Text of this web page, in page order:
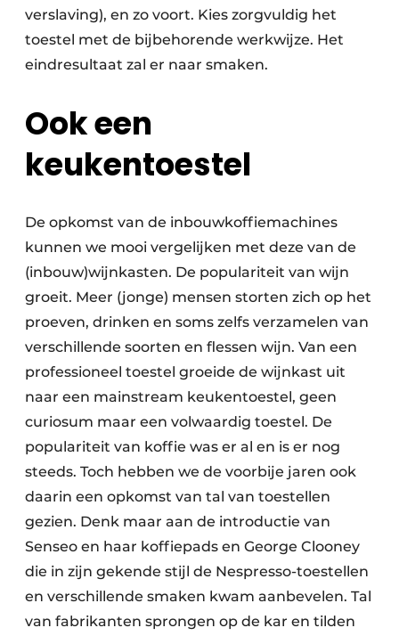
verslaving), en zo voort. Kies zorgvuldig het
toestel met de bijbehorende werkwijze. Het
eindresultaat zal er naar smaken.
Ook een
keukentoestel
De opkomst van de inbouwkoffiemachines
kunnen we mooi vergelijken met deze van de
(inbouw)wijnkasten. De populariteit van wijn
groeit. Meer (jonge) mensen storten zich op het
proeven, drinken en soms zelfs verzamelen van
verschillende soorten en flessen wijn. Van een
professioneel toestel groeide de wijnkast uit
naar een mainstream keukentoestel, geen
curiosum maar een volwaardig toestel. De
populariteit van koffie was er al en is er nog
steeds. Toch hebben we de voorbije jaren ook
daarin een opkomst van tal van toestellen
gezien. Denk maar aan de introductie van
Senseo en haar koffiepads en George Clooney
die in zijn gekende stijl de Nespresso-toestellen
en verschillende smaken kwam aanbevelen. Tal
van fabrikanten sprongen op de kar en tilden